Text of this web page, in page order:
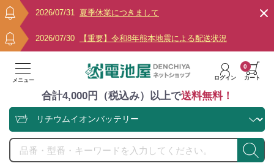
2026/07/31 夏季休業につきまして
2026/07/30 【重要】令和8年熊本地震による配送状況
メニュー ログイン カート
0
合計4,000円（税込み）以上で送料無料！